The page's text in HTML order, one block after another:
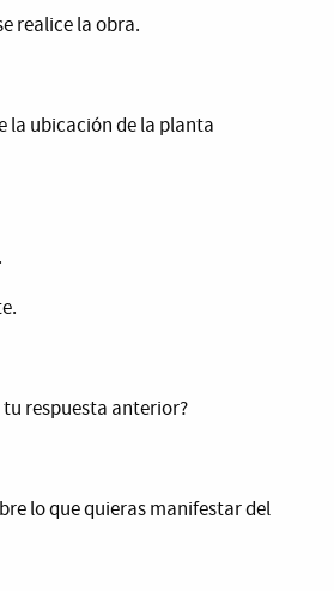
realice la obra.
la ubicación de la planta
respuesta anterior?
lo que quieras manifestar del